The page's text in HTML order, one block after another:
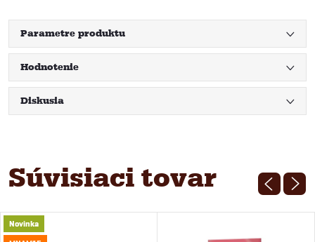
Parametre produktu
Hodnotenie
Diskusia
Súvisiaci tovar
Novinka